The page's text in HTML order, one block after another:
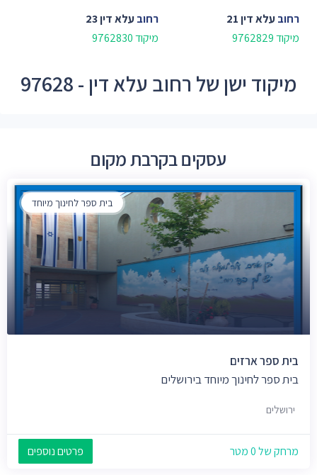
רחובעלא דין 21
מיקוד 9762829
רחובעלא דין 23
מיקוד 9762830
מיקוד ישן של רחוב עלא דין - 97628
עסקים בקרבת מקום
בית ספר לחינוך מיוחד
בית ספר ארזים
בית ספר לחינוך מיוחד בירושלים
ירושלים
מרחק של 0 מטר פרטים נוספים